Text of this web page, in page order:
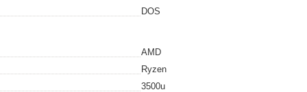
DOS
AMD
Ryzen
3500u